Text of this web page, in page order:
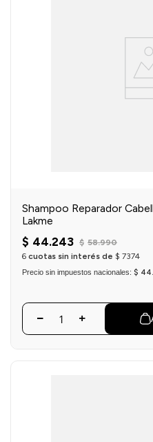
Shampoo Reparador
Lakme
$ 44.243 $ 58.990
6 cuotas sin interés de $ 7374
Precio sin impuestos nacionales: $